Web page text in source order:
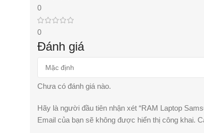
0
0
Đánh giá
Chưa có đánh giá nào.
Hãy là người đầu tiên nhận xét “RAM Laptop
Email của bạn sẽ không được hiển thị công khai.